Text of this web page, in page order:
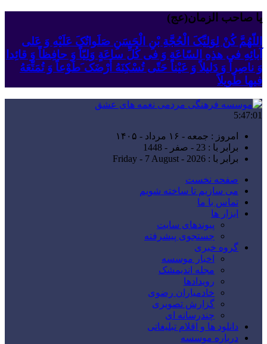
یا صاحب الزمان(عج)
اللّهُمَّ کُنْ لِوَلِیِّکَ الْحُجَّةِ بْنِ الْحَسَنِ صَلَواتُکَ عَلَیْهِ وَ عَلى
آبائِهِ فی هذِهِ السّاعَةِ وَ فی کُلِّ ساعَةٍ وَلِیّاً وَ حافِظاً وَ قائِدا
‏وَ ناصِراً وَ دَلیلاً وَ عَیْناً حَتّى تُسْکِنَهُ أَرْضَک َطَوْعاً وَ تُمَتِّعَهُ
فیها طَویلاً
5:47:01
امروز : جمعه - ۱۶ مرداد - ۱۴۰۵
برابر با : 23 - صفر - 1448
برابر با : Friday - 7 August - 2026
صفحه نخست
می سازیم تا ساخته شویم
تماس با ما
ابزار ها
پیوندهای سایت
جستجوی پیشرفته
گروه خبری
اخبار موسسه
مجله اندیمشک
رویدادها
خادمیاران رضوی
گزارش تصویری
چندرسانه ای
دانلود ها و اقلام تبلیغاتی
درباره موسسه